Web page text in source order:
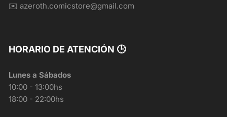
✉️ azeroth.comicstore@gmail.com
HORARIO DE ATENCIÓN 🕒
Lunes a Sábados
10:00 - 13:00hs
18:00 - 22:00hs